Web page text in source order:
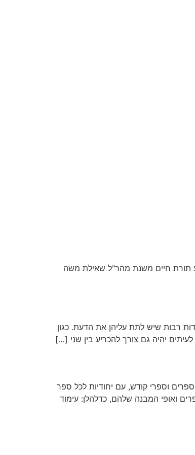
תורת חיים משנת מהר"ל שאילת משה
רבות שיש לתת עליהן את הדעת. כגון
יהיה גם צורך להכריע בין שני […]
ספרים וספרי קודש, עם יחודיות לכל ספר
ואופי המבנה שלהם, כדלהלן: עימוד